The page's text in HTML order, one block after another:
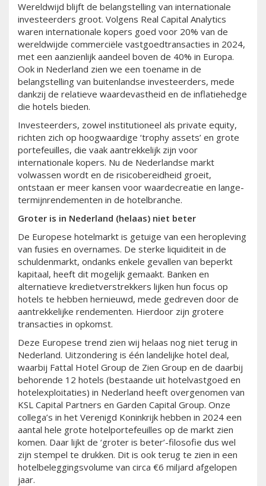
Wereldwijd blijft de belangstelling van internationale
investeerders groot. Volgens Real Capital Analytics
waren internationale kopers goed voor 20% van de
wereldwijde commerciële vastgoedtransacties in 2024,
met een aanzienlijk aandeel boven de 40% in Europa.
Ook in Nederland zien we een toename in de
belangstelling van buitenlandse investeerders, mede
dankzij de relatieve waardevastheid en de inflatiehedge
die hotels bieden.
Investeerders, zowel institutioneel als private equity,
richten zich op hoogwaardige ‘trophy assets’ en grote
portefeuilles, die vaak aantrekkelijk zijn voor
internationale kopers. Nu de Nederlandse markt
volwassen wordt en de risicobereidheid groeit,
ontstaan er meer kansen voor waardecreatie en lange-
termijnrendementen in de hotelbranche.
Groter is in Nederland (helaas) niet beter
De Europese hotelmarkt is getuige van een heropleving
van fusies en overnames. De sterke liquiditeit in de
schuldenmarkt, ondanks enkele gevallen van beperkt
kapitaal, heeft dit mogelijk gemaakt. Banken en
alternatieve kredietverstrekkers lijken hun focus op
hotels te hebben hernieuwd, mede gedreven door de
aantrekkelijke rendementen. Hierdoor zijn grotere
transacties in opkomst.
Deze Europese trend zien wij helaas nog niet terug in
Nederland. Uitzondering is één landelijke hotel deal,
waarbij Fattal Hotel Group de Zien Group en de daarbij
behorende 12 hotels (bestaande uit hotelvastgoed en
hotelexploitaties) in Nederland heeft overgenomen van
KSL Capital Partners en Garden Capital Group. Onze
collega’s in het Verenigd Koninkrijk hebben in 2024 een
aantal hele grote hotelportefeuilles op de markt zien
komen. Daar lijkt de ‘groter is beter’-filosofie dus wel
zijn stempel te drukken. Dit is ook terug te zien in een
hotelbeleggingsvolume van circa €6 miljard afgelopen
jaar.